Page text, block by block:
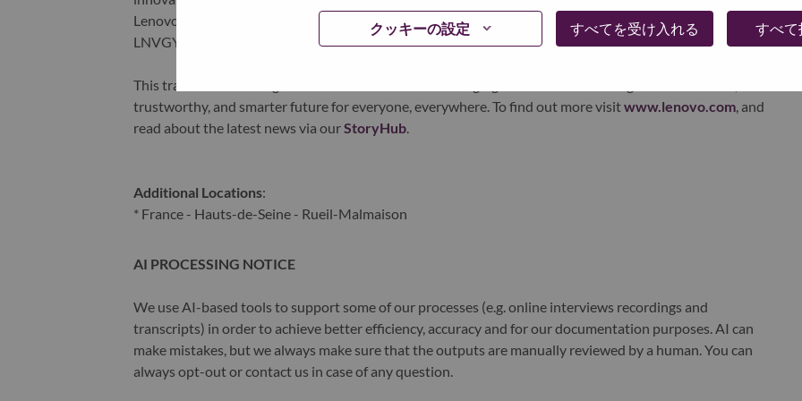
クッキーの設定 すべてを受け入れる すべて
Lenovo is listed on the Hong Kong stock exchange under Lenovo Group Limited (HKSE: 992) (ADR:
LNVGY).
This transformation together with Lenovo’s world-changing innovation is building a more inclusive,
trustworthy, and smarter future for everyone, everywhere. To find out more visitwww.lenovo.com, and
read about the latest news via ourStoryHub.
Additional Locations:
* France - Hauts-de-Seine - Rueil-Malmaison
AI PROCESSING NOTICE
We use AI-based tools to support some of our processes (e.g. online interviews recordings and
transcripts) in order to achieve better efficiency, accuracy and for our documentation purposes. AI can
make mistakes, but we always make sure that the outputs are manually reviewed by a human. You can
always opt-out or contact us in case of any question.